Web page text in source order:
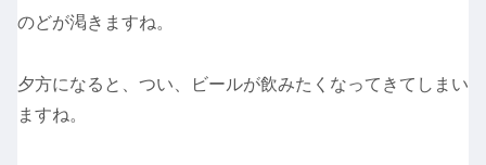
のどが渇きますね。
夕方になると、つい、ビールが飲みたくなってきてしまい
ますね。